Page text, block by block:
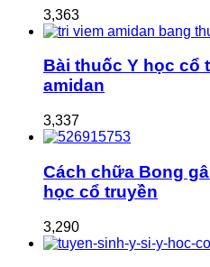
3,363
Bài thuốc Y học cổ
amidan
3,337
Cách chữa Bong
học cổ truyền
3,290